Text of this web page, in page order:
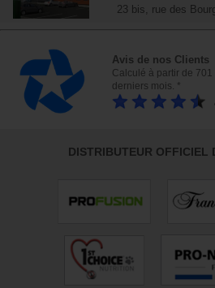
23 bis, rue des
Avis de nos Clients
Calculé à partir de
derniers mois. *
DISTRIBUTEUR OFFICIEL